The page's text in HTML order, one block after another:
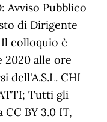
Avviso Pubblico
di Dirigente
colloquio è
2020 alle ore
dell'A.S.L. CHI
Tutti gli
BY 3.0 IT,